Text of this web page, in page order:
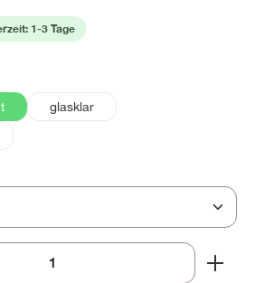
1-3 Tage
glasklar
den gewünschten Wert ein